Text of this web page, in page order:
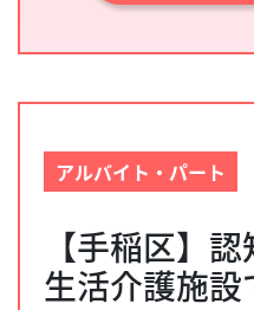
アルバイト・パート
【手稲区】
生活介護施